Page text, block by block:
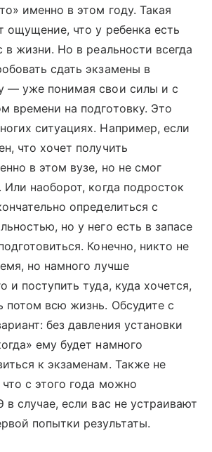
именно в этом году. Такая
ощущение, что у ребенка есть
в жизни. Но в реальности всегда
сдать экзамены в
— уже понимая свои силы и с
времени на подготовку. Это
ситуациях. Например, если
что хочет получить
в этом вузе, но не смог
Или наоборот, когда подросток
определиться с
но у него есть в запасе
Конечно, никто не
но намного лучше
и поступить туда, куда хочется,
потом всю жизнь. Обсудите с
без давления установки
ему будет намного
к экзаменам. Также не
с этого года можно
в случае, если вас не устраивают
попытки результаты.